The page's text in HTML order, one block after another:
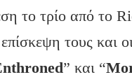
το τρίο από το
τους και οι
” και “